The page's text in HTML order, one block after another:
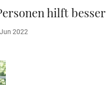
hilft besser
Jun 2022